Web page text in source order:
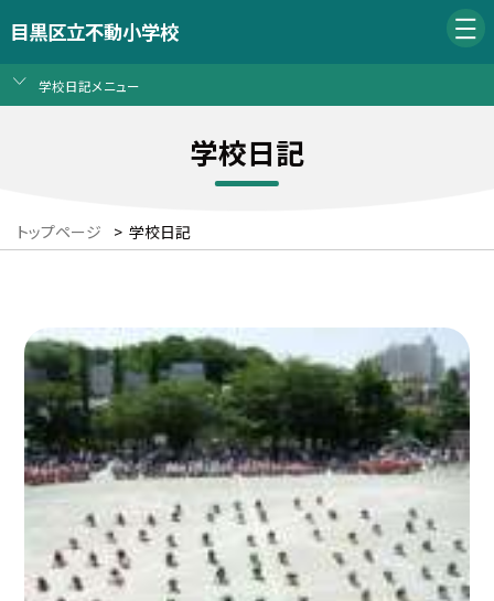
目黒区立不動小学校
学校日記メニュー
学校日記
トップページ > 学校日記